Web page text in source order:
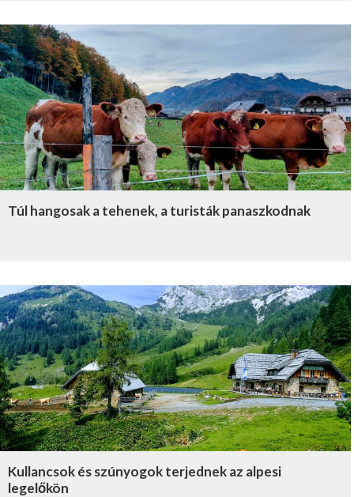
Túl hangosak a tehenek, a turisták panaszkodnak
Kullancsok és szúnyogok terjednek az alpesi
legelőkön